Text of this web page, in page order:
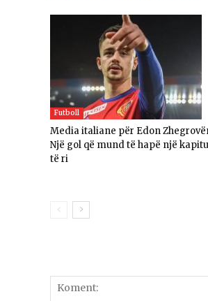
Futboll
Media italiane për Edon
Një gol që mund të hapë një
të ri